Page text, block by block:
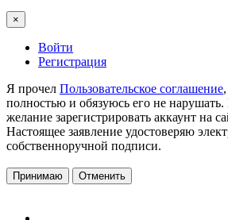
×
Войти
Регистрация
Я прочел Пользовательское соглашение
полностью и обязуюсь его не
желание зарегистрировать аккаунт на
Настоящее заявление удостоверяю
собственноручной подписи.
Принимаю Отменить